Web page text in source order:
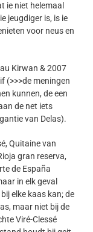
ie niet helemaal
jeugdiger is, is ie
voor neus en
Kirwan & 2007
(>>>de meningen
kunnen, de een
de net iets
van Delas).
Quitaine van
gran reserva,
de España
in elk geval
elke kaas kan; de
maar niet bij de
Viré-Clessé